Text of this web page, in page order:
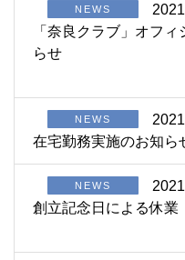
NEWS
「奈良クラブ」オフ
らせ
NEWS
在宅勤務実施のお知ら
NEWS
創立記念日による休業